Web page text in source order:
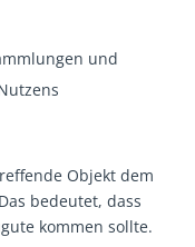
und
Objekt dem
bedeutet, dass
kommen sollte.